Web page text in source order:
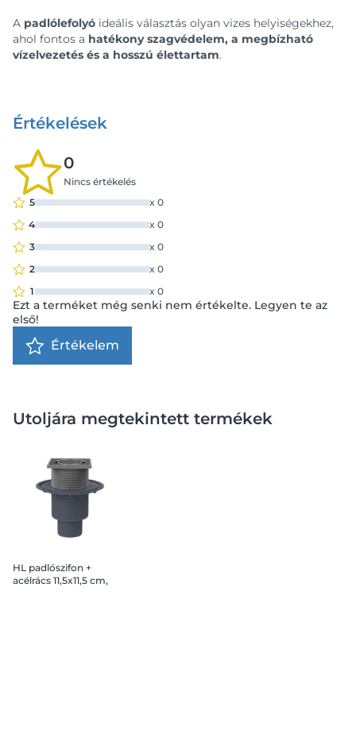
A padlólefolyó ideális választás olyan vizes helyiségekhez,
ahol fontos a hatékony szagvédelem, a megbízható
vízelvezetés és a hosszú élettartam.
Értékelések
0
Nincs értékelés
5
x 0
4
x 0
3
x 0
2
x 0
1
x 0
Ezt a terméket még senki nem értékelte. Legyen te az
első!
Értékelem
Utoljára megtekintett termékek
HL padlószifon +
acélrács 11,5x11,5 cm,